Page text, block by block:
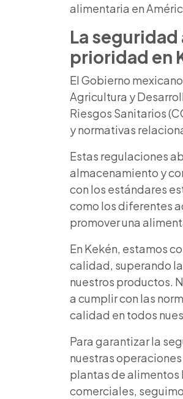
alimentaria en
La seguridad
prioridad en
El Gobierno
Agricultura y
Riesgos Sanitarios
y normativas
Estas regulaciones
almacenamiento y
con los estándares
como los diferentes
promover una
En Kekén, estamos
calidad, superando
nuestros productos.
a cumplir con las
calidad en todos
Para garantizar la
nuestras
plantas de
comerciales,